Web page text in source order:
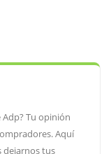
Tu opinión
Aquí
dejarnos tus